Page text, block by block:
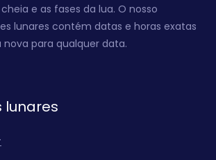
e as fases da lua. O nosso
lunares contém datas e horas exatas
nova para qualquer data.
lunares